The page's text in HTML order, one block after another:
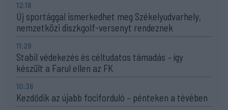
12:18
Új sportággal ismerkedhet meg Székelyudvarhely,
nemzetközi diszkgolf-versenyt rendeznek
11:29
Stabil védekezés és céltudatos támadás – így
készült a Farul ellen az FK
10:36
Kezdődik az újabb fociforduló – pénteken a tévében